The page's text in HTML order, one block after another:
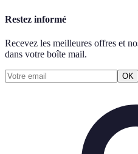
Restez informé
Recevez les meilleures offres et
dans votre boîte mail.
OK